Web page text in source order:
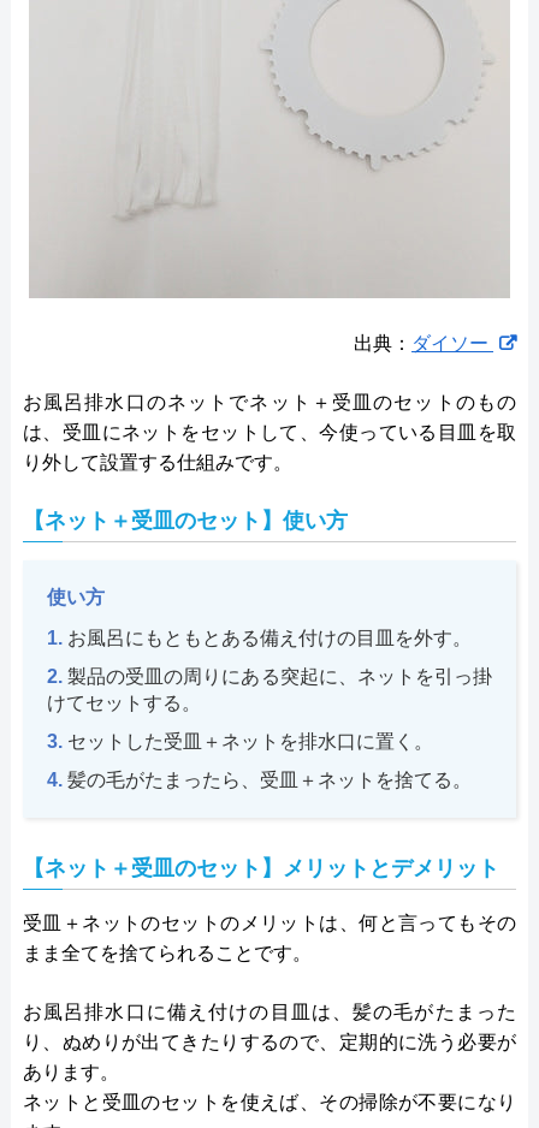
出典： ダイソー
お風呂排水口のネットでネット＋受皿のセットのもの
は、受皿にネットをセットして、今使っている目皿を取
り外して設置する仕組みです。
【ネット＋受皿のセット】使い方
使い方
お風呂にもともとある備え付けの目皿を外す。
製品の受皿の周りにある突起に、ネットを引っ掛
けてセットする。
セットした受皿＋ネットを排水口に置く。
髪の毛がたまったら、受皿＋ネットを捨てる。
【ネット＋受皿のセット】メリットとデメリット
受皿＋ネットのセットのメリットは、何と言ってもその
まま全てを捨てられることです。
お風呂排水口に備え付けの目皿は、髪の毛がたまった
り、ぬめりが出てきたりするので、定期的に洗う必要が
あります。
ネットと受皿のセットを使えば、その掃除が不要になり